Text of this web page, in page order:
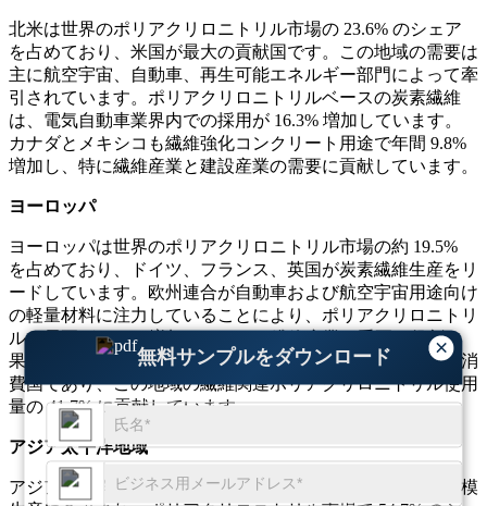
×
無料サンプルをダウンロード
北米は世界のポリアクリロニトリル市場の 23.6% のシェア
を占めており、米国が最大の貢献国です。この地域の需要は
主に航空宇宙、自動車、再生可能エネルギー部門によって牽
引されています。ポリアクリロニトリルベースの炭素繊維
は、電気自動車業界内での採用が 16.3% 増加しています。
カナダとメキシコも繊維強化コンクリート用途で年間 9.8%
増加し、特に繊維産業と建設産業の需要に貢献しています。
ヨーロッパ
ヨーロッパは世界のポリアクリロニトリル市場の約 19.5%
を占めており、ドイツ、フランス、英国が炭素繊維生産をリ
ードしています。欧州連合が自動車および航空宇宙用途向け
の軽量材料に注力していることにより、ポリアクリロニトリ
ルの需要が 12.2% 増加しました。繊維産業も重要な役割を
果たしており、イタリアとスペインはアクリル繊維の主要消
費国であり、この地域の繊維関連ポリアクリロニトリル使用
量の 41.7% に貢献しています。
アジア太平洋地域
アジア太平洋地域は、中国、インド、日本、韓国での大規模